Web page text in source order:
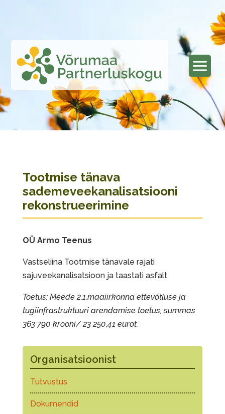
Tootmise tänava
sademeveekanalisatsiooni
rekonstrueerimine
OÜ Armo Teenus
Vastseliina Tootmise tänavale rajati
sajuveekanalisatsioon ja taastati asfalt
Toetus: Meede 2.1.maaiirkonna ettevõtluse ja
tugiinfrastruktuuri arendamise toetus, summas
363 790 krooni/ 23 250,41 eurot.
Organisatsioonist
Tutvustus
Dokumendid